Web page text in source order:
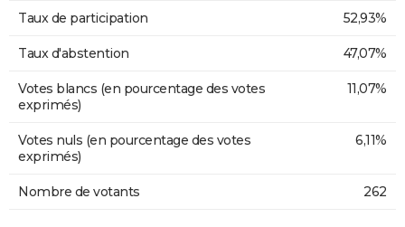
Taux de participation 52,93%
Taux d'abstention 47,07%
Votes blancs (en pourcentage des votes
exprimés)
11,07%
Votes nuls (en pourcentage des votes
exprimés)
6,11%
Nombre de votants 262